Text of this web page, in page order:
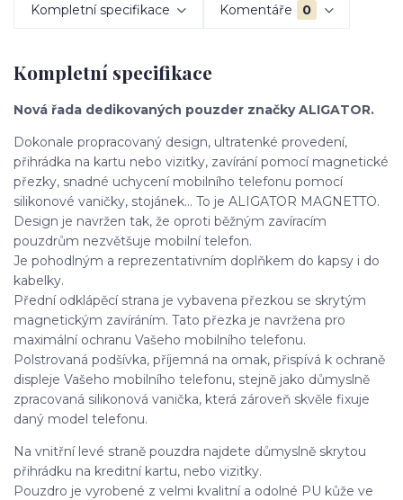
Kompletní specifikace Komentáře 0
Kompletní specifikace
Nová řada dedikovaných pouzder značky ALIGATOR.
Dokonale propracovaný design, ultratenké provedení,
přihrádka na kartu nebo vizitky, zavírání pomocí magnetické
přezky, snadné uchycení mobilního telefonu pomocí
silikonové vaničky, stojánek… To je ALIGATOR MAGNETTO.
Design je navržen tak, že oproti běžným zavíracím
pouzdrům nezvětšuje mobilní telefon.
Je pohodlným a reprezentativním doplňkem do kapsy i do
kabelky.
Přední odklápěcí strana je vybavena přezkou se skrytým
magnetickým zavíráním. Tato přezka je navržena pro
maximální ochranu Vašeho mobilního telefonu.
Polstrovaná podšívka, příjemná na omak, přispívá k ochraně
displeje Vašeho mobilního telefonu, stejně jako důmyslně
zpracovaná silikonová vanička, která zároveň skvěle fixuje
daný model telefonu.
Na vnitřní levé straně pouzdra najdete důmyslně skrytou
přihrádku na kreditní kartu, nebo vizitky.
Pouzdro je vyrobené z velmi kvalitní a odolné PU kůže ve